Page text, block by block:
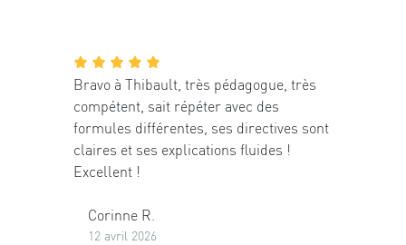
Bravo à Thibault, très pédagogue, très
compétent, sait répéter avec des
formules différentes, ses directives sont
claires et ses explications fluides !
Excellent !
Corinne R.
12 avril 2026